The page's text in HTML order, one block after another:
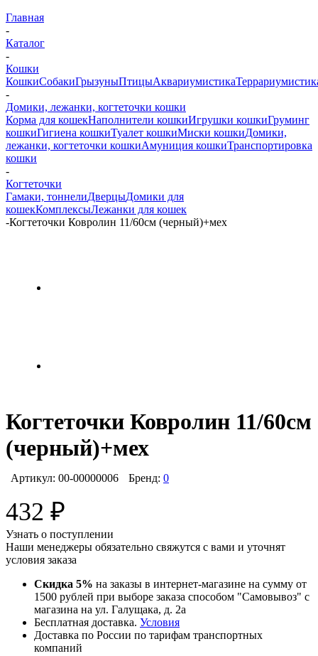
Главная
-
Каталог
-
Кошки
КошкиСобакиГрызуныПтицыАквариумистика
-
Домики, лежанки, когтеточки кошки
Корма для кошекНаполнители кошкиИгрушки кошкиГруминг
кошкиГигиена кошкиТуалет кошкиМиски кошкиДомики,
лежанки, когтеточки кошкиАмуниция кошкиТранспортировка
кошки
-
Когтеточки
Гамаки, тоннелиДверцыДомики для
кошекКомплексыЛежанки для кошек
-Когтеточки Ковролин 11/60см (черный)+мех
Когтеточки Ковролин 11/60см
(черный)+мех
Артикул: 00-00000006 Бренд: 0
432 ₽
Узнать о поступлении
Наши менеджеры обязательно свяжутся с вами и уточнят
условия заказа
Скидка 5% на заказы в интернет-магазине на сумму от
1500 рублей при выборе заказа способом "Самовывоз" с
магазина на ул. Галущака, д. 2а
Бесплатная доставка. Условия
Доставка по России по тарифам транспортных
компаний